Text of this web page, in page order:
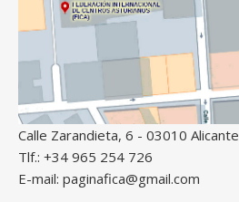
Calle Zarandieta, 6 - 03010 Alicante
Tlf.: +34 965 254 726
E-mail: paginafica@gmail.com